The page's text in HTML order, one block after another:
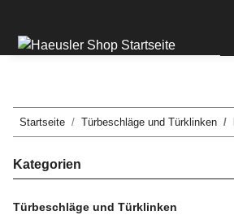
Startseite Türbeschläge und Türklinken
Kategorien
Türbeschläge und Türklinken